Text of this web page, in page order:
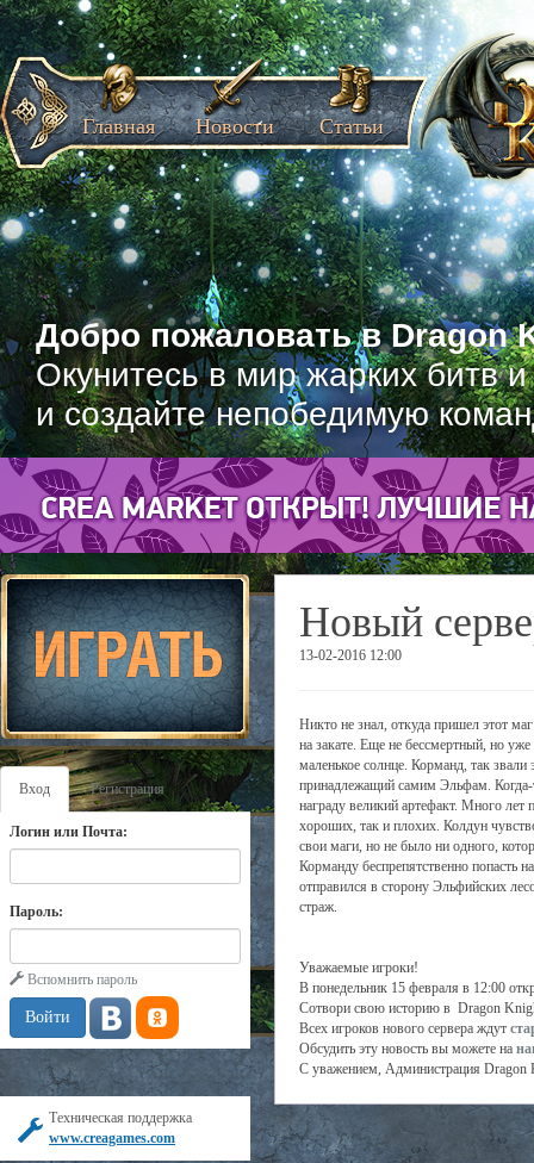
Добро пожаловать в Dragon
Окунитесь в мир жарких битв
и создайте непобедимую
Главная Новости Статьи
Вход Регистрация
Логин или Почта:
Пароль:
Вспомнить пароль
Техническая поддержка
www.creagames.com
Новый
13-02-2016 12:00
Никто не знал, откуда пришел этот
на закате. Еще не бессмертный, но
маленькое солнце. Корманд, так
принадлежащий самим Эльфам. Когда-
награду великий артефакт. Много
хороших, так и плохих. Колдун
свои маги, но не было ни одного,
Корманду беспрепятственно попасть
отправился в сторону Эльфийских
страж.
Уважаемые игроки!
В понедельник 15 февраля в 12:00
Сотвори свою историю в Dragon
Всех игроков нового сервера ждут
Обсудить эту новость вы можете на
С уважением, Администрация Dragon